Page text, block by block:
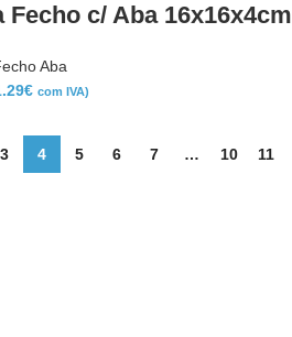
Fecho c/ Aba 16x16x4cm
Aba
€ com IVA)
3 4 5 6 7 … 10 11